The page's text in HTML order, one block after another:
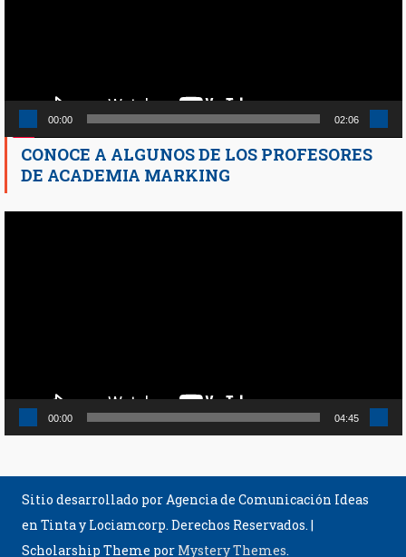
00:00 02:06
CONOCE A ALGUNOS DE LOS PROFESORES
DE ACADEMIA MARKING
00:00 04:45
Sitio desarrollado por Agencia de Comunicación Ideas
en Tinta y Lociamcorp. Derechos Reservados. |
Scholarship Theme por Mystery Themes.